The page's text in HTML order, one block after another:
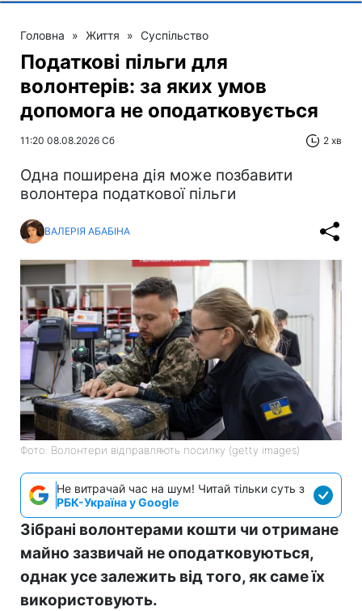
Головна » Життя » Суспільство
Податкові пільги для
волонтерів: за яких умов
допомога не оподатковується
11:20 08.08.2026 Сб 2 хв
Одна поширена дія може позбавити
волонтера податкової пільги
ВАЛЕРІЯ АБАБІНА
Фото: Волонтери відправляють посилку (getty images)
Не витрачай час на шум! Читай тільки суть з
РБК-Україна у Google
Зібрані волонтерами кошти чи отримане
майно зазвичай не оподатковуються,
однак усе залежить від того, як саме їх
використовують.